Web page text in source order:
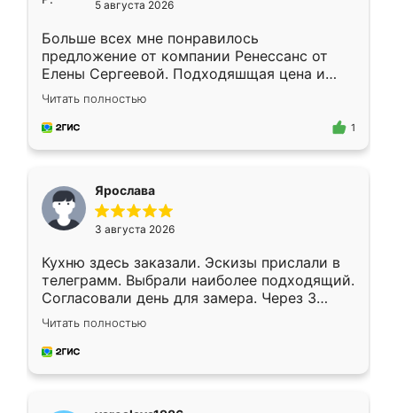
5 августа 2026
Больше всех мне понравилось
предложение от компании Ренессанс от
Елены Сергеевой. Подходяшщая цена и
короткие сроки изготовления. Приехавший
для замера сотрудник Владислав
предложил по моему эскизу самый
Читать полностью
1
Ярослава
3 августа 2026
Кухню здесь заказали. Эскизы прислали в
телеграмм. Выбрали наиболее подходящий.
Согласовали день для замера. Через 3
недели кухня была уже готова. Остались
довольны работой. Спасибо Ренессанс
мебель за качественную работу!
Читать полностью